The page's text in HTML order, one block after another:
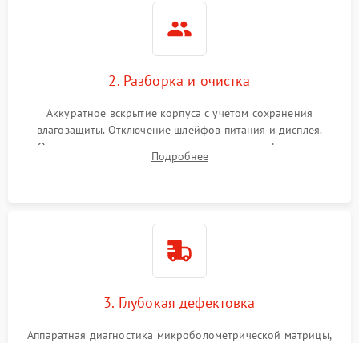
2. Разборка и очистка
Аккуратное вскрытие корпуса с учетом сохранения
влагозащиты. Отключение шлейфов питания и дисплея.
Очистка внутренних плат от окислов и пыли. Бережная
обработка германиевого объектива специализированными
Подробнее
3. Глубокая дефектовка
Аппаратная диагностика микроболометрической матрицы,